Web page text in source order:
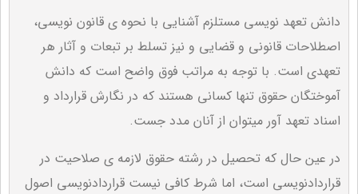
دانش تعهد نویسی مستلزم آشنایی با نحوه ی قانون نویسی،
اصطلاحات قانونی و قضایی و نیز تسلط بر تبعات و آثار هر
تعهدی است. با توجه به مراتب فوق واضح است که دانش
آموختگان حقوق تنها کسانی هستند که در نگارش قرارداد و
اسناد تعهد آور میتوان از آنان مدد جست.
در عین حال که تحصیل در رشته حقوق لازمه ی صلاحیت در
قراردادنویسی است، اما شرط کافی نیست قراردادنویسی اصول